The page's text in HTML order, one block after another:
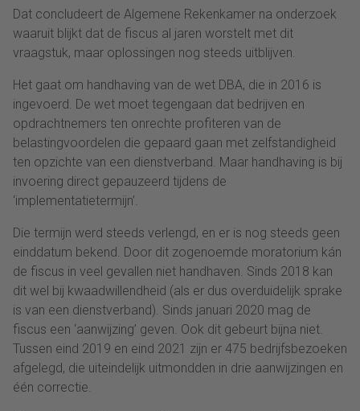
Dat concludeert de Algemene Rekenkamer na onderzoek
waaruit blijkt dat de fiscus al jaren worstelt met dit
vraagstuk, maar oplossingen nog steeds uitblijven.
Het gaat om handhaving van de wet DBA, die in 2016 is
ingevoerd. De wet moet tegengaan dat bedrijven en
opdrachtnemers ten onrechte profiteren van de
belastingvoordelen die gepaard gaan met zelfstandigheid
ten opzichte van een dienstverband. Maar handhaving is bij
invoering direct gepauzeerd tijdens de
‘implementatietermijn’.
Die termijn werd steeds verlengd, en er is nog steeds geen
einddatum bekend. Door dit zogenoemde moratorium kán
de fiscus in veel gevallen niet handhaven. Sinds 2018 kan
dit wel bij kwaadwillendheid (als er dus overduidelijk sprake
is van een dienstverband). Sinds januari 2020 mag de
fiscus een ‘aanwijzing’ geven. Ook dit gebeurt bijna niet.
Tussen eind 2019 en eind 2021 zijn er 475 bedrijfsbezoeken
afgelegd, die uiteindelijk uitmondden in drie aanwijzingen en
één correctie.